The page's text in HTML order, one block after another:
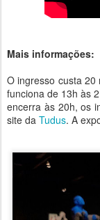
Mais informações:
O ingresso custa
funciona de 13h às
encerra às 20h, os
site da Tudus. A